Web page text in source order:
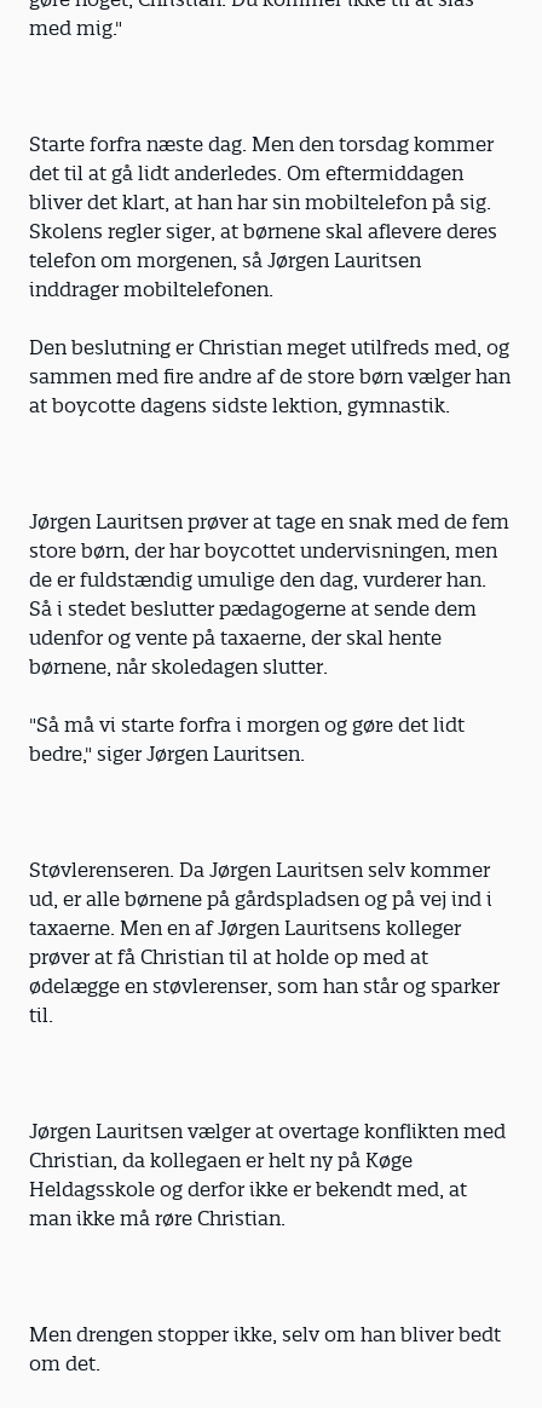
med mig."
Starte forfra næste dag. Men den torsdag kommer
det til at gå lidt anderledes. Om eftermiddagen
bliver det klart, at han har sin mobiltelefon på sig.
Skolens regler siger, at børnene skal aflevere deres
telefon om morgenen, så Jørgen Lauritsen
inddrager mobiltelefonen.
Den beslutning er Christian meget utilfreds med, og
sammen med fire andre af de store børn vælger han
at boycotte dagens sidste lektion, gymnastik.
Jørgen Lauritsen prøver at tage en snak med de fem
store børn, der har boycottet undervisningen, men
de er fuldstændig umulige den dag, vurderer han.
Så i stedet beslutter pædagogerne at sende dem
udenfor og vente på taxaerne, der skal hente
børnene, når skoledagen slutter.
"Så må vi starte forfra i morgen og gøre det lidt
bedre," siger Jørgen Lauritsen.
Støvlerenseren. Da Jørgen Lauritsen selv kommer
ud, er alle børnene på gårdspladsen og på vej ind i
taxaerne. Men en af Jørgen Lauritsens kolleger
prøver at få Christian til at holde op med at
ødelægge en støvlerenser, som han står og sparker
til.
Jørgen Lauritsen vælger at overtage konflikten med
Christian, da kollegaen er helt ny på Køge
Heldagsskole og derfor ikke er bekendt med, at
man ikke må røre Christian.
Men drengen stopper ikke, selv om han bliver bedt
om det.